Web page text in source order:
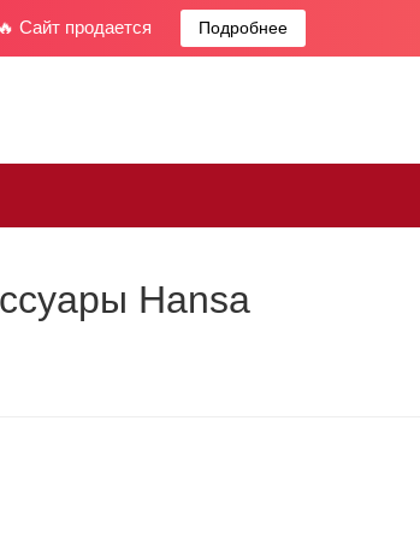
🔥 Сайт продается Подробнее
Hansa